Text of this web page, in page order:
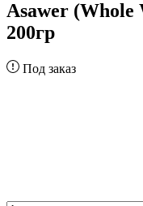
Asawer (Whole
200гр
Под заказ